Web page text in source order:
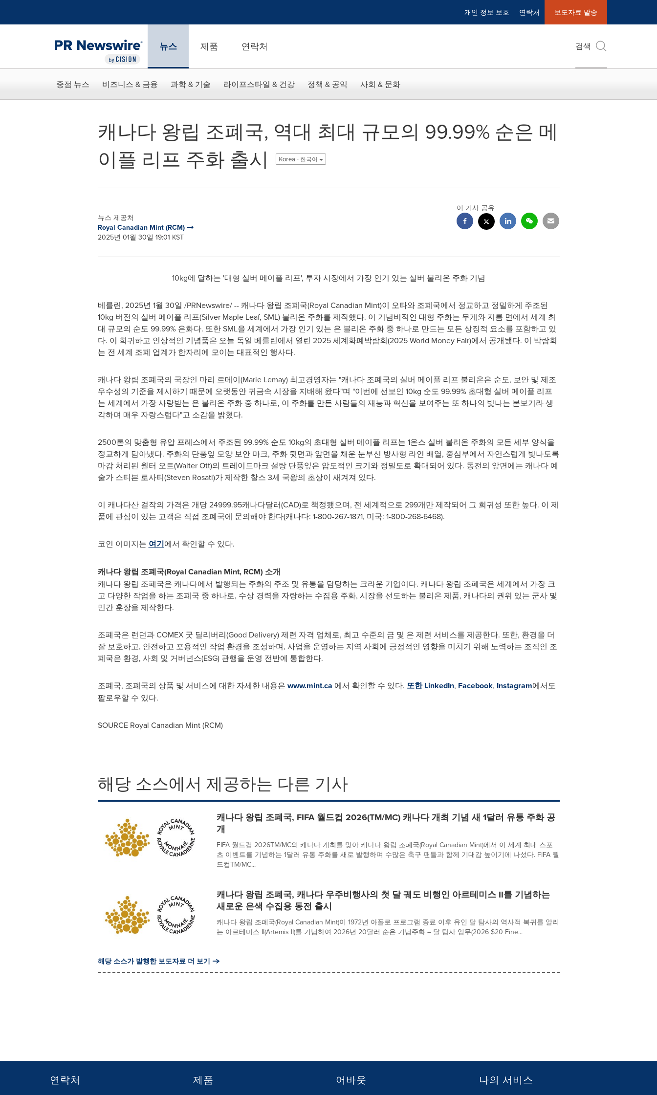
개인 정보 보호 연락처 보도자료 발송
뉴스 제품 연락처 검색
중점 뉴스 비즈니스 & 금융 과학 & 기술 라이프스타일 & 건강 정책 & 공익 사회 & 문화
캐나다 왕립 조폐국, 역대 최대 규모의 99.99% 순은 메
이플 리프 주화 출시
Korea - 한국어
뉴스 제공처
Royal Canadian Mint (RCM)
2025년 01월 30일 19:01 KST
이 기사 공유
10kg에 달하는 '대형 실버 메이플 리프', 투자 시장에서 가장 인기 있는 실버 불리온 주화 기념
베를린, 2025년 1월 30일 /PRNewswire/ -- 캐나다 왕립 조폐국(Royal Canadian Mint)이 오타와 조폐국에서 정교하고 정밀하게 주조된
10kg 버전의 실버 메이플 리프(Silver Maple Leaf, SML) 불리온 주화를 제작했다. 이 기념비적인 대형 주화는 무게와 지름 면에서 세계 최
대 규모의 순도 99.99% 은화다. 또한 SML을 세계에서 가장 인기 있는 은 블리온 주화 중 하나로 만드는 모든 상징적 요소를 포함하고 있
다. 이 희귀하고 인상적인 기념품은 오늘 독일 베를린에서 열린 2025 세계화폐박람회(2025 World Money Fair)에서 공개됐다. 이 박람회
는 전 세계 조폐 업계가 한자리에 모이는 대표적인 행사다.
캐나다 왕립 조폐국의 국장인 마리 르메이(Marie Lemay) 최고경영자는 "캐나다 조폐국의 실버 메이플 리프 불리온은 순도, 보안 및 제조
우수성의 기준을 제시하기 때문에 오랫동안 귀금속 시장을 지배해 왔다"며 "이번에 선보인 10kg 순도 99.99% 초대형 실버 메이플 리프
는 세계에서 가장 사랑받는 은 불리온 주화 중 하나로, 이 주화를 만든 사람들의 재능과 혁신을 보여주는 또 하나의 빛나는 본보기라 생
각하며 매우 자랑스럽다"고 소감을 밝혔다.
2500톤의 맞춤형 유압 프레스에서 주조된 99.99% 순도 10kg의 초대형 실버 메이플 리프는 1온스 실버 불리온 주화의 모든 세부 양식을
정교하게 담아냈다. 주화의 단풍잎 모양 보안 마크, 주화 뒷면과 앞면을 채운 눈부신 방사형 라인 배열, 중심부에서 자연스럽게 빛나도록
마감 처리된 월터 오트(Walter Ott)의 트레이드마크 설탕 단풍잎은 압도적인 크기와 정밀도로 확대되어 있다. 동전의 앞면에는 캐나다 예
술가 스티븐 로사티(Steven Rosati)가 제작한 찰스 3세 국왕의 초상이 새겨져 있다.
이 캐나다산 걸작의 가격은 개당 24999.95캐나다달러(CAD)로 책정됐으며, 전 세계적으로 299개만 제작되어 그 희귀성 또한 높다. 이 제
품에 관심이 있는 고객은 직접 조폐국에 문의해야 한다(캐나다: 1-800-267-1871, 미국: 1-800-268-6468).
코인 이미지는 여기에서 확인할 수 있다.
캐나다 왕립 조폐국(Royal Canadian Mint, RCM) 소개
캐나다 왕립 조폐국은 캐나다에서 발행되는 주화의 주조 및 유통을 담당하는 크라운 기업이다. 캐나다 왕립 조폐국은 세계에서 가장 크
고 다양한 작업을 하는 조폐국 중 하나로, 수상 경력을 자랑하는 수집용 주화, 시장을 선도하는 불리온 제품, 캐나다의 권위 있는 군사 및
민간 훈장을 제작한다.
조폐국은 런던과 COMEX 굿 딜리버리(Good Delivery) 제련 자격 업체로, 최고 수준의 금 및 은 제련 서비스를 제공한다. 또한, 환경을 더
잘 보호하고, 안전하고 포용적인 작업 환경을 조성하며, 사업을 운영하는 지역 사회에 긍정적인 영향을 미치기 위해 노력하는 조직인 조
폐국은 환경, 사회 및 거버넌스(ESG) 관행을 운영 전반에 통합한다.
조폐국, 조폐국의 상품 및 서비스에 대한 자세한 내용은 www.mint.ca 에서 확인할 수 있다. 또한 LinkedIn, Facebook, Instagram에서도
팔로우할 수 있다.
SOURCE Royal Canadian Mint (RCM)
해당 소스에서 제공하는 다른 기사
캐나다 왕립 조폐국, FIFA 월드컵 2026(TM/MC) 캐나다 개최 기념 새 1달러 유통 주화 공
개
FIFA 월드컵 2026TM/MC의 캐나다 개최를 맞아 캐나다 왕립 조폐국(Royal Canadian Mint)에서 이 세계 최대 스포
츠 이벤트를 기념하는 1달러 유통 주화를 새로 발행하며 수많은 축구 팬들과 함께 기대감 높이기에 나섰다. FIFA 월
드컵TM/MC...
캐나다 왕립 조폐국, 캐나다 우주비행사의 첫 달 궤도 비행인 아르테미스 II를 기념하는
새로운 은색 수집용 동전 출시
캐나다 왕립 조폐국(Royal Canadian Mint)이 1972년 아폴로 프로그램 종료 이후 유인 달 탐사의 역사적 복귀를 알리
는 아르테미스 II(Artemis II)를 기념하여 2026년 20달러 순은 기념주화 – 달 탐사 임무(2026 $20 Fine...
해당 소스가 발행한 보도자료 더 보기
연락처 제품 어바웃 나의 서비스